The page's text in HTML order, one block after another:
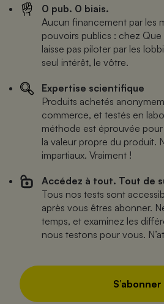
0 pub. 0 biais.
Aucun financement par les
pouvoirs publics : chez Que
laisse pas piloter par les
seul intérêt, le vôtre.
Expertise scientifique
Produits achetés
commerce, et testés en
méthode est éprouvée
la valeur propre du produit.
impartiaux. Vraiment !
Accédez à tout. Tout de
Tous nos tests sont
après vous êtres abonner.
temps, et examinez les
nous testons pour vous.
S’abonner